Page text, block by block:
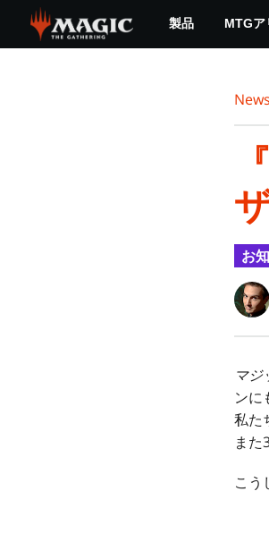
main
製品 MTGア
News
お
マジ
ンに
私た
また
こう